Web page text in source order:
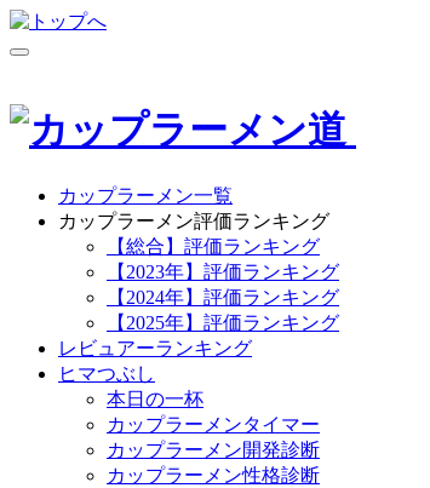
カップラーメン一覧
カップラーメン評価ランキング
【総合】評価ランキング
【2023年】評価ランキング
【2024年】評価ランキング
【2025年】評価ランキング
レビュアーランキング
ヒマつぶし
本日の一杯
カップラーメンタイマー
カップラーメン開発診断
カップラーメン性格診断